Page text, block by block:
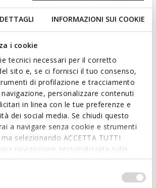
DETTAGLI INFORMAZIONI SUI COOKIE
i cookie
tecnici necessari per il corretto
sito e, se ci fornisci il tuo consenso,
di profilazione e tracciamento
personalizzare contenuti
in linea con le tue preferenze e
dei social media. Se chiudi questo
a navigare senza cookie e strumenti
selezionando ACCETTA TUTTI
navigazione personalizzata sulla
ed interessi. Selezionando
potrai anche scegliere quali cookies ed
autorizzare. Per maggiori
with a side zip, featuring modern lines and
Available in black and grey, they are
with glittery inserts. Breathable and
adds a trendy touch to everyday
to put on
sole: 2,5 cm / 1"
Removable insole